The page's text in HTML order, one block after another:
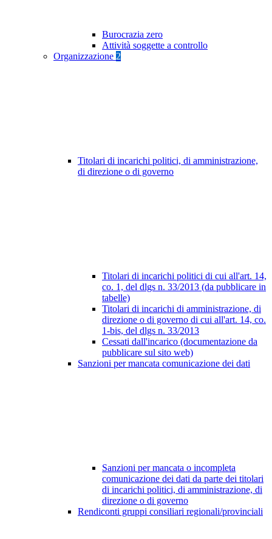
Burocrazia zero
Attività soggette a controllo
Organizzazione 2
Titolari di incarichi politici, di amministrazione,
di direzione o di governo
Titolari di incarichi politici di cui all'art. 14,
co. 1, del dlgs n. 33/2013 (da pubblicare in
tabelle)
Titolari di incarichi di amministrazione, di
direzione o di governo di cui all'art. 14, co.
1-bis, del dlgs n. 33/2013
Cessati dall'incarico (documentazione da
pubblicare sul sito web)
Sanzioni per mancata comunicazione dei dati
Sanzioni per mancata o incompleta
comunicazione dei dati da parte dei titolari
di incarichi politici, di amministrazione, di
direzione o di governo
Rendiconti gruppi consiliari regionali/provinciali